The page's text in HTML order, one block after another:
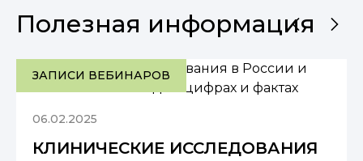
Полезная информация
ЗАПИСИ ВЕБИНАРОВ
06.02.2025
КЛИНИЧЕСКИЕ ИССЛЕДОВАНИЯ